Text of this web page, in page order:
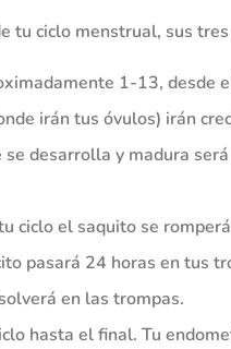
tu ciclo menstrual, sus
1-13, desde
irán tus óvulos) irán
desarrolla y madura
ciclo el saquito se
pasará 24 horas en tus
en las trompas.
hasta el final. Tu